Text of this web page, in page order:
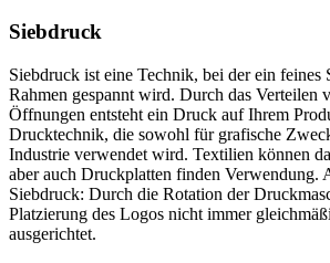
Siebdruck
Siebdruck ist eine Technik, bei der ein feines
Rahmen gespannt wird. Durch das Verteilen
Öffnungen entsteht ein Druck auf Ihrem
Drucktechnik, die sowohl für grafische
Industrie verwendet wird. Textilien können
aber auch Druckplatten finden Verwendung.
Siebdruck: Durch die Rotation der
Platzierung des Logos nicht immer
ausgerichtet.